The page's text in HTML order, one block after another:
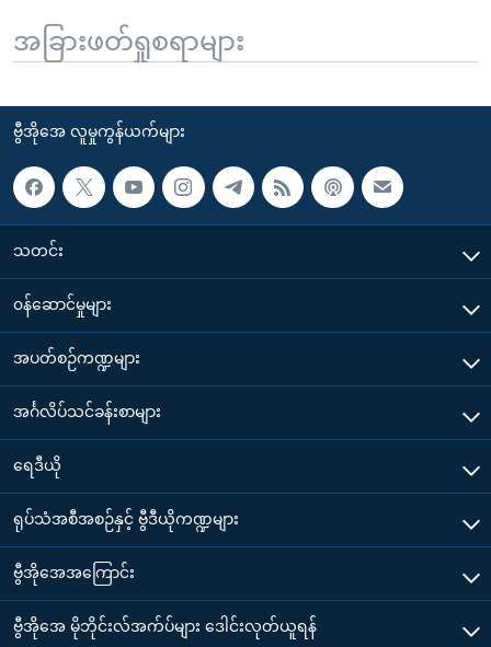
အခြားဖတ်ရှုစရာများ
ဗွီအိုအေ လူမှုကွန်ယက်များ
သတင်း
၀န်ဆောင်မှုများ
အပတ်စဉ်ကဏ္ဍများ
အင်္ဂလိပ်သင်ခန်းစာများ
ရေဒီယို
ရုပ်သံအစီအစဉ်နှင့် ဗွီဒီယိုကဏ္ဍများ
ဗွီအိုအေအကြောင်း
ဗွီအိုအေ မိုဘိုင်းလ်အက်ပ်များ ဒေါင်းလုတ်ယူရန်